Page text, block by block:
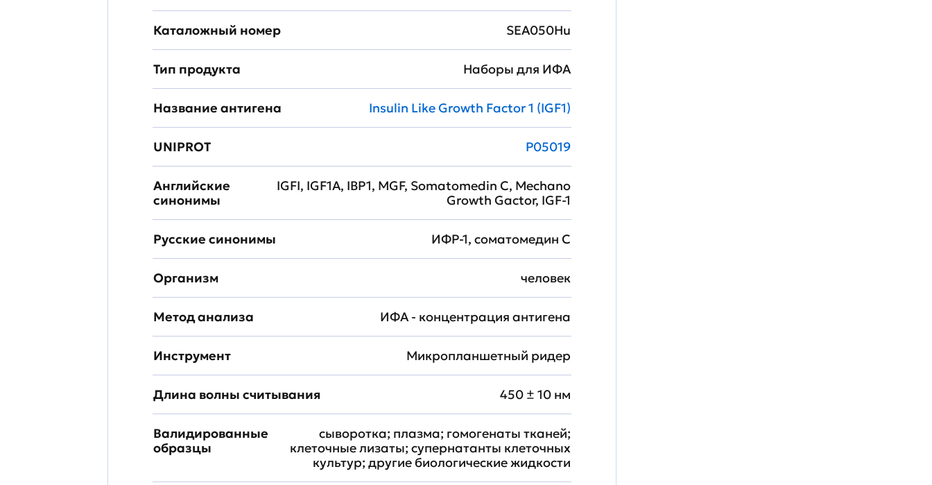
Каталожный номер SEA050Hu
Тип продукта Наборы для ИФА
Название антигена Insulin Like Growth Factor 1 (IGF1)
UNIPROT P05019
Английские
синонимы
IGFI, IGF1A, IBP1, MGF, Somatomedin C, Mechano
Growth Gactor, IGF-1
Русские синонимы ИФР-1, соматомедин С
Организм человек
Метод анализа ИФА - концентрация антигена
Инструмент Микропланшетный ридер
Длина волны считывания 450 ± 10 нм
Валидированные
образцы
сыворотка; плазма; гомогенаты тканей;
клеточные лизаты; супернатанты клеточных
культур; другие биологические жидкости